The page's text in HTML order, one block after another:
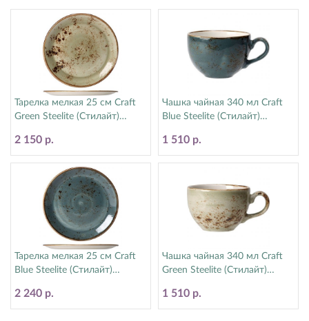
Тарелка мелкая 25 см Craft
Green Steelite (Стилайт)
2 150 р.
Чашка чайная 340 мл Craft
Blue Steelite (Стилайт)
1 510 р.
Тарелка мелкая 25 см Craft
Blue Steelite (Стилайт)
2 240 р.
Чашка чайная 340 мл Craft
Green Steelite (Стилайт)
1 510 р.